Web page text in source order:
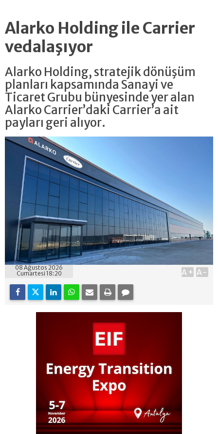
Alarko Holding ile Carrier
vedalaşıyor
Alarko Holding, stratejik dönüşüm
planları kapsamında Sanayi ve
Ticaret Grubu bünyesinde yer alan
Alarko Carrier’daki Carrier’a ait
payları geri alıyor.
08 Ağustos 2026
Cumartesi 18:20
A+ A-